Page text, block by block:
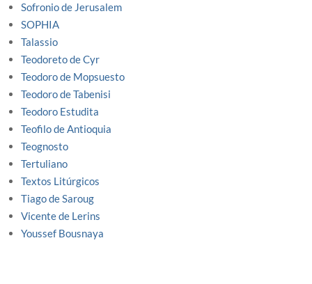
Sofronio de Jerusalem
SOPHIA
Talassio
Teodoreto de Cyr
Teodoro de Mopsuesto
Teodoro de Tabenisi
Teodoro Estudita
Teofilo de Antioquia
Teognosto
Tertuliano
Textos Litúrgicos
Tiago de Saroug
Vicente de Lerins
Youssef Bousnaya